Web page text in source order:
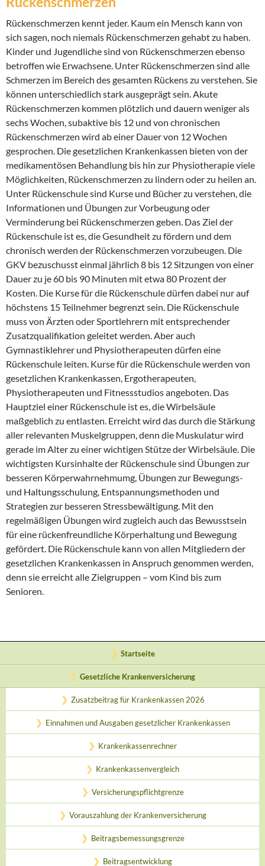
Rückenschmerzen kennt jeder. Kaum ein Mensch kann von
sich sagen, noch niemals Rückenschmerzen gehabt zu haben.
Kinder und Jugendliche sind von Rückenschmerzen ebenso
betroffen wie Erwachsene. Unter Rückenschmerzen sind alle
Schmerzen im Bereich des gesamten Rückens zu verstehen. Sie
können unterschiedlich stark ausgeprägt sein. Akute
Rückenschmerzen kommen plötzlich und dauern weniger als
sechs Wochen, subaktive bis 12 und von chronischen
Rückenschmerzen wird ab einer Dauer von 12 Wochen
gesprochen. Die gesetzlichen Krankenkassen bieten von der
medikamentösen Behandlung bis hin zur Physiotherapie viele
Möglichkeiten, Rückenschmerzen zu lindern oder zu heilen an.
Unter Rückenschule sind Kurse und Bücher zu verstehen, die
Informationen und Übungen zur Vorbeugung oder
Verminderung bei Rückenschmerzen geben. Das Ziel der
Rückenschule ist es, die Gesundheit zu fördern und dem
chronisch werden der Rückenschmerzen vorzubeugen. Die
GKV bezuschusst einmal jährlich 8 bis 12 Sitzungen von einer
Dauer zu je 60 bis 90 Minuten mit etwa 80 Prozent der
Kosten. Die Kurse für die Rückenschule dürfen dabei nur auf
höchstens 15 Teilnehmer begrenzt sein. Die Rückenschule
muss von Ärzten oder Sportlehrern mit entsprechender
Zusatzqualifikation geleitet werden. Aber auch
Gymnastiklehrer und Physiotherapeuten dürfen eine
Rückenschule leiten. Kurse für die Rückenschule werden von
gesetzlichen Krankenkassen, Ergotherapeuten,
Physiotherapeuten und Fitnessstudios angeboten. Das
Hauptziel einer Rückenschule ist es, die Wirbelsäule
maßgeblich zu entlasten. Erreicht wird das durch die Stärkung
aller relevanten Muskelgruppen, denn die Muskulatur wird
gerade im Alter zu einer wichtigen Stütze der Wirbelsäule. Die
wichtigsten Kursinhalte der Rückenschule sind Übungen zur
besseren Körperwahrnehmumg, Übungen zur Bewegungs-
und Haltungsschulung, Entspannungsmethoden und
Strategien zur besseren Stressbewältigung. Mit den
regelmäßigen Übungen wird zugleich auch das Bewusstsein
für eine rückenfreundliche Körperhaltung und Bewegung
gefördert. Die Rückenschule kann von allen Mitgliedern der
gesetzlichen Krankenkassen in Anspruch genommen werden,
denn sie erreicht alle Zielgruppen – vom Kind bis zum
Senioren.
Startseite
Gesetzliche Krankenversicherung
Zusatzbeitrag für Krankenkassen 2026
Einnahmen und Ausgaben gesetzlicher Krankenkassen
Krankenkassenrechner
Krankenkassenvergleich
Versicherungspflichtgrenze
Vorauszahlung der Krankenversicherung
Beitragsbemessungsgrenze
Beitragsentwicklung